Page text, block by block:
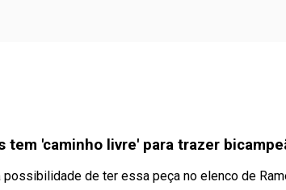
tem 'caminho livre' para trazer
possibilidade de ter essa peça no elenco de